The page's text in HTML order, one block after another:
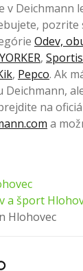
v Deichmann
pozrite
Odev,
,
, Pepco. Ak
Deichmann,
na
a
a šport
Hlohovec